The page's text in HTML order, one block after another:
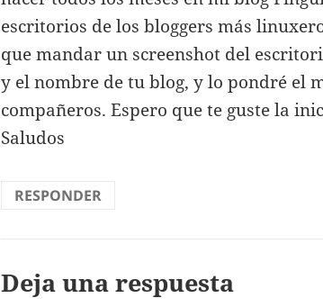
escritorios de los bloggers más
que mandar un screenshot del
y el nombre de tu blog, y lo pondré el
compañeros. Espero que te guste la
Saludos
RESPONDER
Deja una respuesta